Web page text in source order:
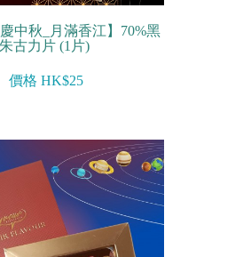
中秋_月滿香江】70%黑
朱古力片 (1片)
價格 HK$25